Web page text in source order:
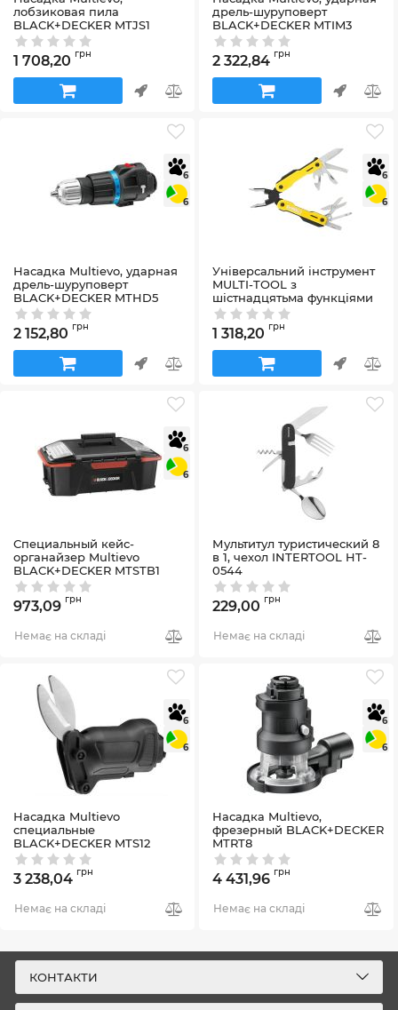
лобзиковая пила
BLACK+DECKER MTJS1
Артикул:MTJS1
1 708,20 грн
дрель-шуруповерт
BLACK+DECKER MTIM3
Артикул:MTIM3
2 322,84 грн
6
6
Насадка Multievo, ударная
дрель-шуруповерт
BLACK+DECKER MTHD5
Артикул:MTHD5
2 152,80 грн
6
6
Універсальний інструмент
MULTI-TOOL з
шістнадцятьма функціями
DeWALT DWHT0-71843
Артикул: DWHT0-71843
1 318,20 грн
6
6
Специальный кейс-
органайзер Multievo
BLACK+DECKER MTSTB1
Артикул:MTSTB1
973,09 грн
Немає на складі
Мультитул туристический 8
в 1, чехол INTERTOOL HT-
0544
Артикул:HT-0544
229,00 грн
Немає на складі
6
6
Насадка Multievo
специальные
BLACK+DECKER MTS12
Артикул:MTS12
3 238,04 грн
Немає на складі
6
6
Насадка Multievo,
фрезерный BLACK+DECKER
MTRT8
Артикул:MTRT8
4 431,96 грн
Немає на складі
КОНТАКТИ